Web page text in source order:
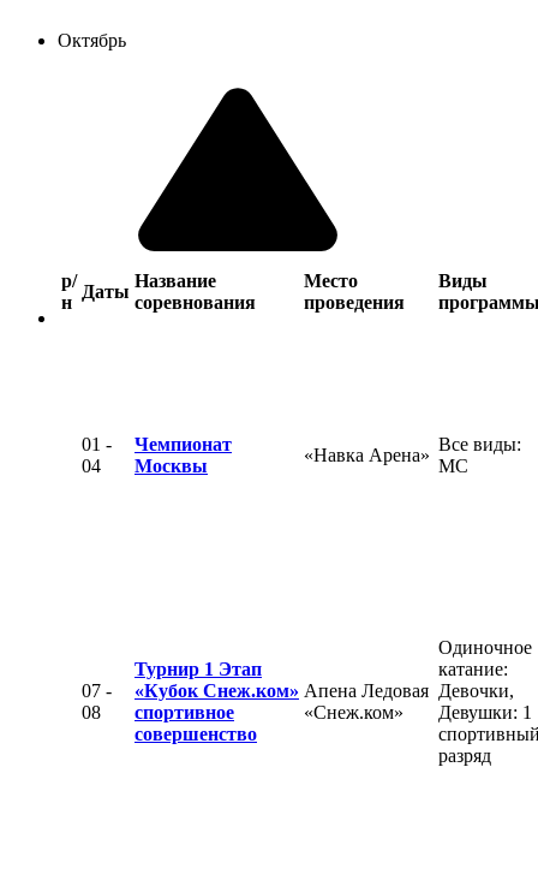
Октябрь
р/
н
Даты
Название
соревнования
Место
проведения
Виды
01 -
04
Чемпионат
Москвы
«Навка Арена»
Все виды:
МС
07 -
08
Турнир 1 Этап
«Кубок Снеж.ком»
спортивное
совершенство
Апена Ледовая
«Снеж.ком»
Одиночное
катание:
Девочки,
Девушки: 1
разряд